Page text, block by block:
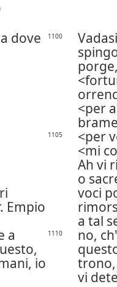
dove 1100
per
1105
per
mi
Ah vi
o
voci
Empio
a tal
a
1110
no,
io
vi